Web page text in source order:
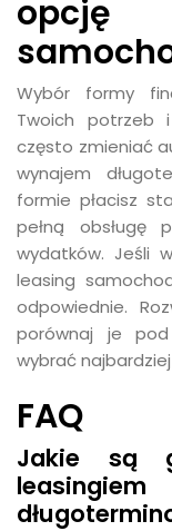
opcję
Wybór formy
Twoich potrzeb
często zmieniać
wynajem
formie płacisz
pełną obsługę
wydatków. Jeśli
leasing
odpowiednie.
porównaj je
wybrać
FAQ
Jakie są